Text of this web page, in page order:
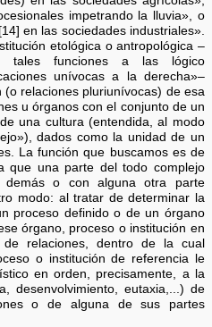
impetrando la lluvia», o
en las sociedades industriales».
etológica o antropológica –
tales funciones a las lógico
unívocas a la derecha»–
relaciones pluriunívocas) de esa
u órganos con el conjunto de un
una cultura (entendida, al modo
dados como la unidad de un
La función que buscamos es de
que una parte del todo complejo
o con alguna otra parte
modo: al tratar de determinar la
proceso definido o de un órgano
órgano, proceso o institución en
relaciones, dentro de la cual
o institución de referencia le
en orden, precisamente, a la
desenvolvimiento, eutaxia,...) de
o de alguna de sus partes